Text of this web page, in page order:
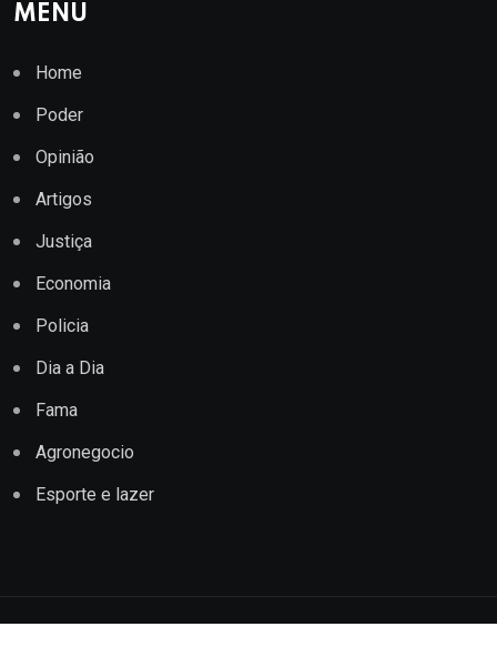
MENU
Home
Poder
Opinião
Artigos
Justiça
Economia
Policia
Dia a Dia
Fama
Agronegocio
Esporte e lazer